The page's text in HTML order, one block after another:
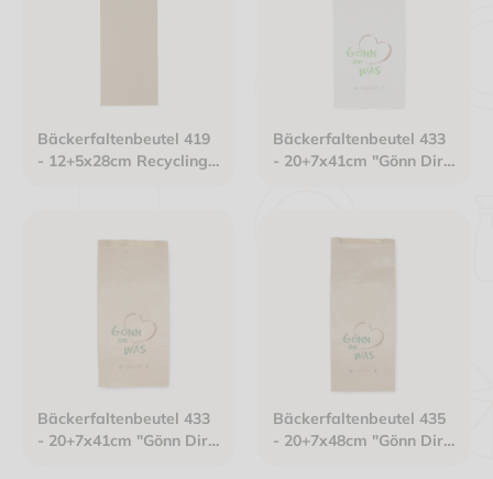
Bäckerfaltenbeutel 419
- 12+5x28cm Recycling
Bäckerfaltenbeutel 433
- 20+7x41cm "Gönn Dir
Bäckerfaltenbeutel 433
- 20+7x41cm "Gönn Dir
Bäckerfaltenbeutel 435
- 20+7x48cm "Gönn Dir